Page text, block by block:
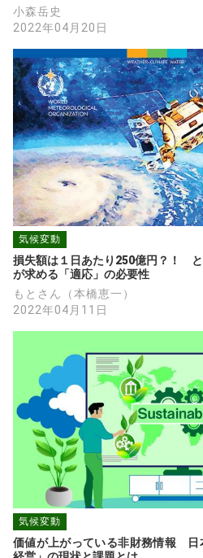
小森岳史
2022年04月20日
気候変動
損失額は１日あたり250億円？！　
が求める「適応」の必要性
もとさん（本橋恵一）
2022年04月11日
気候変動
価値が上がっている非財務情報　